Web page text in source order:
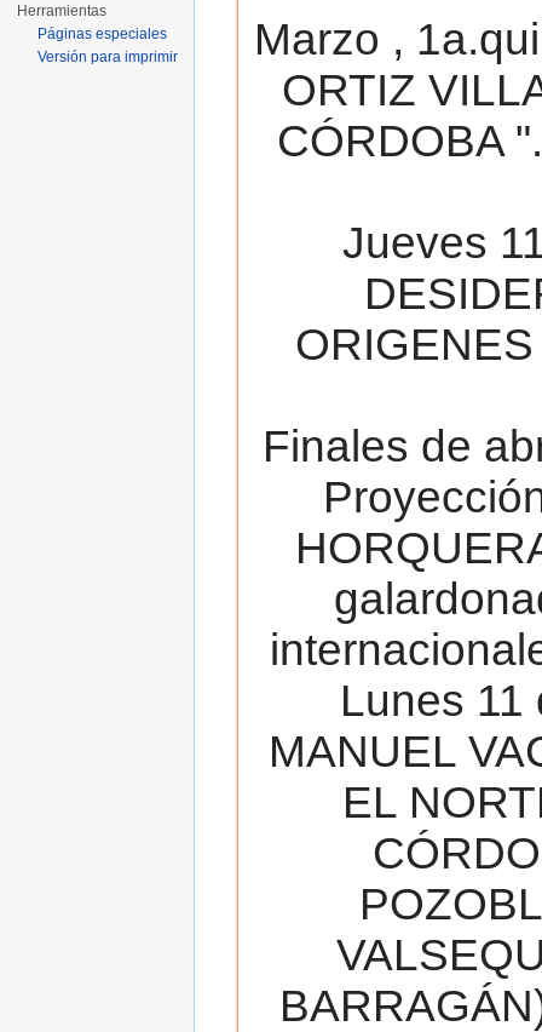
Marzo ,
ORTIZ
CÓRDOBA
Jueves
Finales de
Lunes 11
MANUEL
EL
Herramientas
Páginas especiales
Versión para imprimir